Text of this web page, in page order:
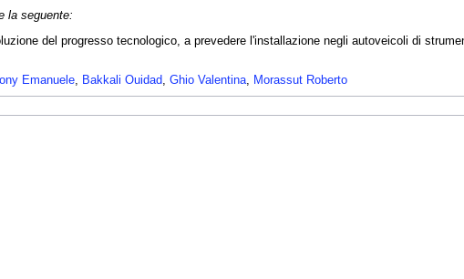
la seguente:
del progresso tecnologico, a prevedere l'installazione negli autoveicoli di
Emanuele, Bakkali Ouidad, Ghio Valentina, Morassut Roberto